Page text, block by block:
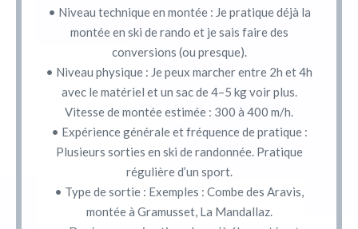
• Niveau technique en montée : Je pratique déjà la
montée en ski de rando et je sais faire des
conversions (ou presque).
• Niveau physique : Je peux marcher entre 2h et 4h
avec le matériel et un sac de 4–5 kg voir plus.
Vitesse de montée estimée : 300 à 400 m/h.
• Expérience générale et fréquence de pratique :
Plusieurs sorties en ski de randonnée. Pratique
régulière d’un sport.
• Type de sortie : Exemples : Combe des Aravis,
montée à Gramusset, La Mandallaz.